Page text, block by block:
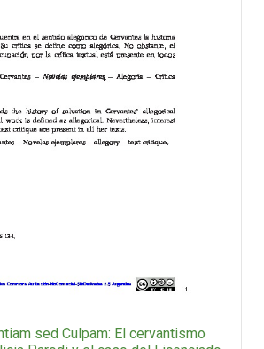
sed Culpam: El cervantismo